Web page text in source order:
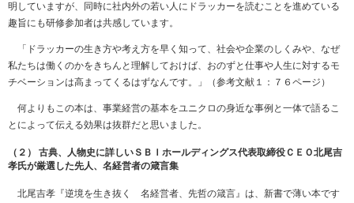
明していますが、同時に社内外の若い人にドラッカーを読むことを進めている
趣旨にも研修参加者は共感しています。
「ドラッカーの生き方や考え方を早く知って、社会や企業のしくみや、なぜ
私たちは働くのかをきちんと理解しておけば、おのずと仕事や人生に対するモ
チベーションは高まってくるはずなんです。」（参考文献１：７６ページ）
何よりもこの本は、事業経営の基本をユニクロの身近な事例と一体で語るこ
とによって伝える効果は抜群だと思いました。
（２） 古典、人物史に詳しいＳＢＩホールディングス代表取締役ＣＥＯ北尾吉
孝氏が厳選した先人、名経営者の箴言集
北尾吉孝『逆境を生き抜く 名経営者、先哲の箴言』は、新書で薄い本です